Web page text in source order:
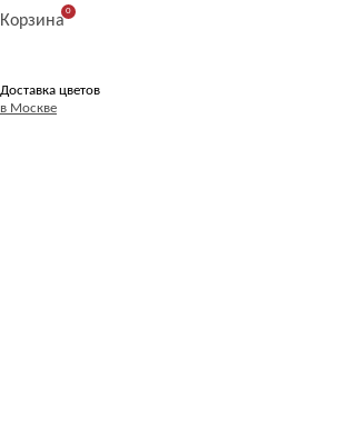
Корзина
0
Доставка цветов
в Москве